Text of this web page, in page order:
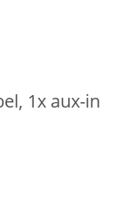
1x aux-in